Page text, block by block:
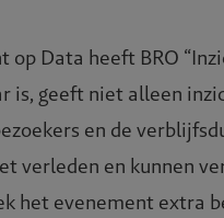
op Data heeft BRO
is, geeft niet alleen
en de
verleden en kunnen
het evenement extra